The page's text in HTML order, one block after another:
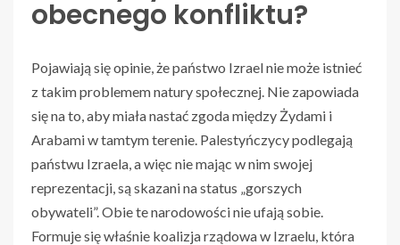
obecnego konfliktu?
Pojawiają się opinie, że państwo Izrael nie może istnieć
z takim problemem natury społecznej. Nie zapowiada
się na to, aby miała nastać zgoda między Żydami i
Arabami w tamtym terenie. Palestyńczycy podlegają
państwu Izraela, a więc nie mając w nim swojej
reprezentacji, są skazani na status „gorszych
obywateli”. Obie te narodowości nie ufają sobie.
Formuje się właśnie koalizja rządowa w Izraelu, która